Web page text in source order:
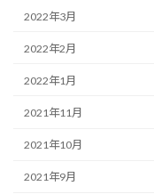
2022年3月
2022年2月
2022年1月
2021年11月
2021年10月
2021年9月